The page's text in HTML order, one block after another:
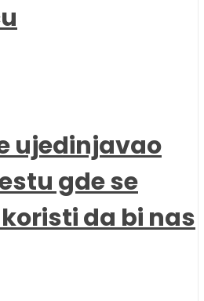
ujedinjavao
gde se
da bi nas